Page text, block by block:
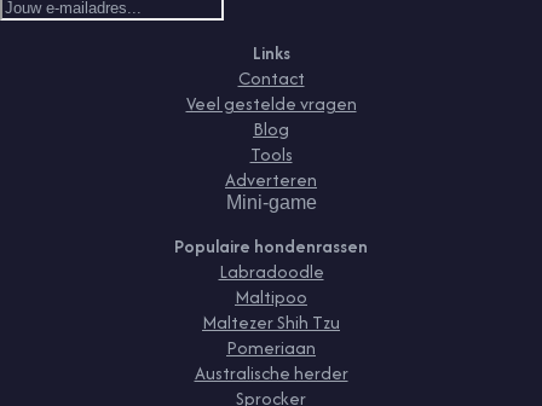
Links
Contact
Veel gestelde vragen
Blog
Tools
Adverteren
Mini-game
Populaire hondenrassen
Labradoodle
Maltipoo
Maltezer Shih Tzu
Pomeriaan
Australische herder
Sprocker